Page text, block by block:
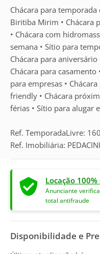
Chácara para temporada
Biritiba Mirim • Chácara
• Chácara com
semana • Sítio para
Chácara para aniversário
Chácara para casamento
para empresas •
friendly • Chácara
férias • Sítio para alugar
Ref. TemporadaLivre:
Ref. Imobiliária:
Locação
Anunciante
total antifraude
Disponibilidade e